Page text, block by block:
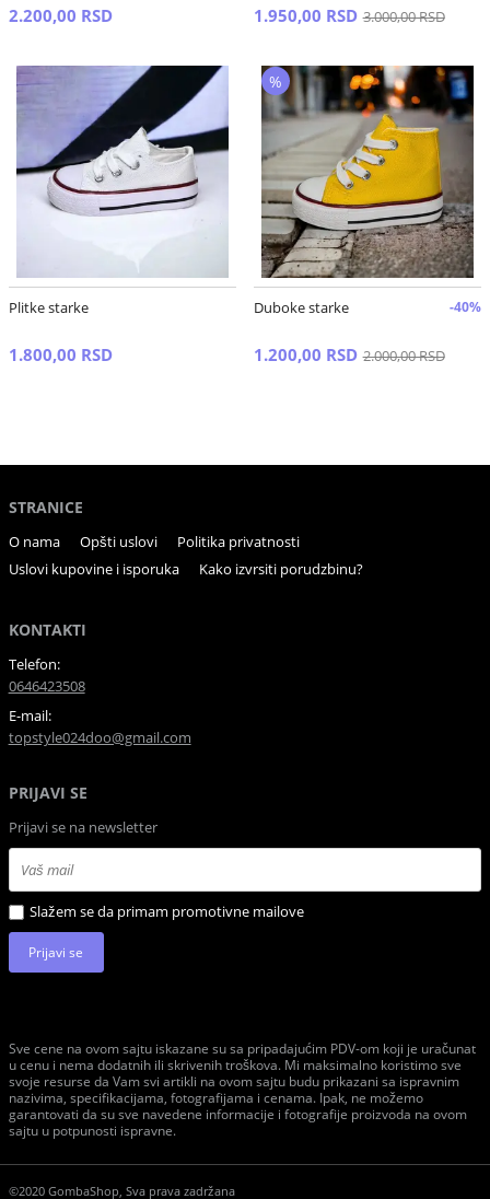
2.200,00 RSD 1.950,00 RSD 3.000,00 RSD
Plitke starke
1.800,00 RSD
Duboke starke -40%
1.200,00 RSD 2.000,00 RSD
%
STRANICE
O nama Opšti uslovi
Politika privatnosti
Uslovi kupovine i isporuka
Kako izvrsiti porudzbinu?
KONTAKTI
Telefon:
0646423508
E-mail:
topstyle024doo@gmail.com
PRIJAVI SE
Prijavi se na newsletter
Slažem se da primam promotivne mailove
Prijavi se
Sve cene na ovom sajtu iskazane su sa pripadajućim PDV-om koji je uračunat
u cenu i nema dodatnih ili skrivenih troškova. Mi maksimalno koristimo sve
svoje resurse da Vam svi artikli na ovom sajtu budu prikazani sa ispravnim
nazivima, specifikacijama, fotografijama i cenama. Ipak, ne možemo
garantovati da su sve navedene informacije i fotografije proizvoda na ovom
sajtu u potpunosti ispravne.
©2020 GombaShop, Sva prava zadržana